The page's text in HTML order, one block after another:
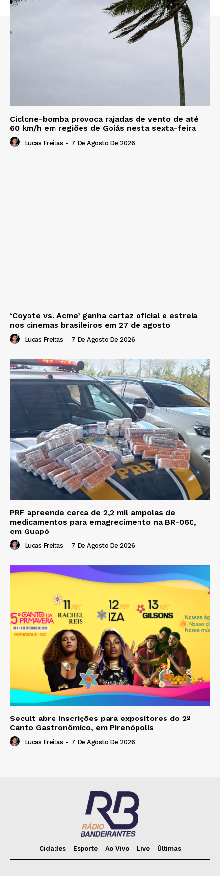
Ciclone-bomba provoca rajadas de vento de até
60 km/h em regiões de Goiás nesta sexta-feira
Lucas Freitas - 7 De Agosto De 2026
‘Coyote vs. Acme’ ganha cartaz oficial e estreia
nos cinemas brasileiros em 27 de agosto
Lucas Freitas - 7 De Agosto De 2026
PRF apreende cerca de 2,2 mil ampolas de
medicamentos para emagrecimento na BR-060,
em Guapó
Lucas Freitas - 7 De Agosto De 2026
Secult abre inscrições para expositores do 2º
Canto Gastronômico, em Pirenópolis
Lucas Freitas - 7 De Agosto De 2026
Cidades Esporte Ao Vivo Live Últimas